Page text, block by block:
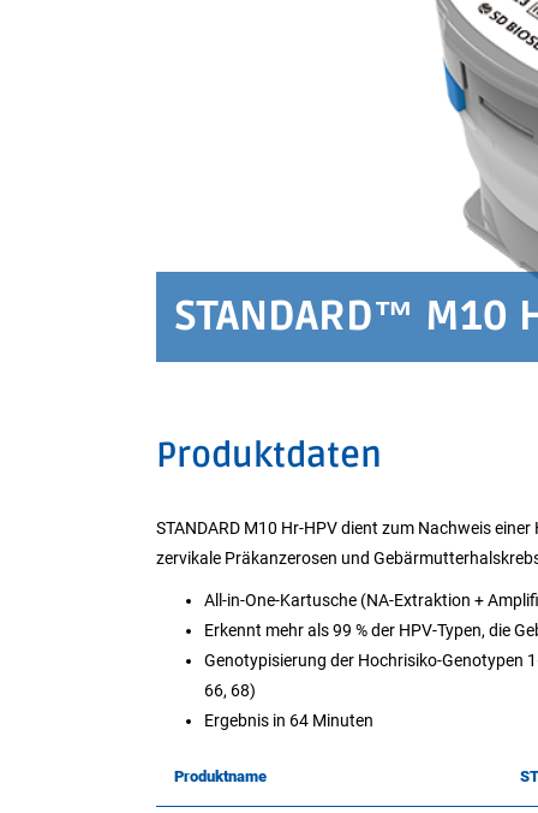
STANDARD™ M10
Produktdaten
STANDARD M10 Hr-HPV dient zum Nachweis
zervikale Präkanzerosen und
All-in-One-Kartusche (NA-Extraktion +
Erkennt mehr als 99 % der HPV-Typen, die
Genotypisierung der Hochrisiko-Genotypen
66, 68)
Ergebnis in 64 Minuten
Produktname